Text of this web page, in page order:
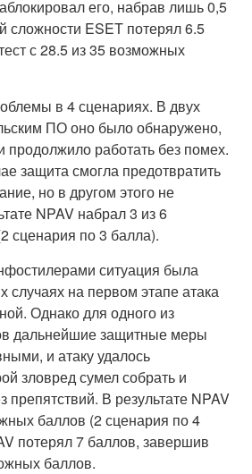
его, набрав лишь 0,5
сложности ESET потерял 6.5
с 28.5 из 35 возможных
в 4 сценариях. В двух
ПО оно было обнаружено,
продолжило работать без помех.
защита смогла предотвратить
но в другом этого не
NPAV набрал 3 из 6
сценария по 3 балла).
ситуация была
случаях на первом этапе атака
Однако для одного из
дальнейшие защитные меры
и атаку удалось
зловред сумел собрать и
препятствий. В результате NPAV
баллов (2 сценария по 4
потерял 7 баллов, завершив
баллов.